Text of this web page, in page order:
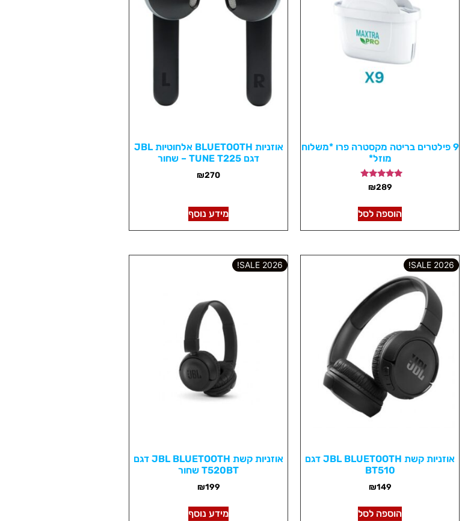
9 פילטרים בריטה מקסטרה פרו *משלוח
מוזל*
דורג
4.98
₪289
הוספה לסל
אוזניות BLUETOOTH אלחוטיות JBL
דגם TUNE T225 – שחור
₪270
מידע נוסף
2026 SALE!
אוזניות קשת JBL BLUETOOTH דגם
BT510
₪149
הוספה לסל
2026 SALE!
אוזניות קשת JBL BLUETOOTH דגם
T520BT שחור
₪199
מידע נוסף